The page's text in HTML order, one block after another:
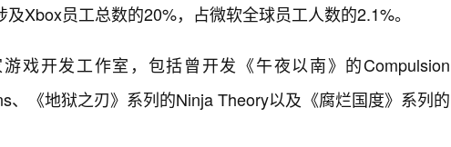
Xbox员工总数的20%，占微软全球员工人数的2.1%。
戏开发工作室，包括曾开发《午夜以南》的Compulsion
《地狱之刃》系列的Ninja Theory以及《腐烂国度》系列的